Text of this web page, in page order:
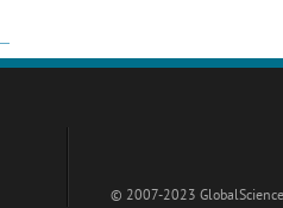
© 2007-2023